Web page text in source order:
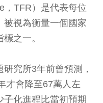
，TFR）是代表每位
被視為衡量一個國家
之一。
究所3年前曾預測，
才會降至67萬人左
子化進程比當初預期